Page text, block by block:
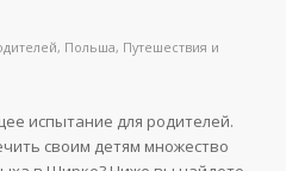
, Польша, Путешествия и
испытание для родителей.
своим детям множество